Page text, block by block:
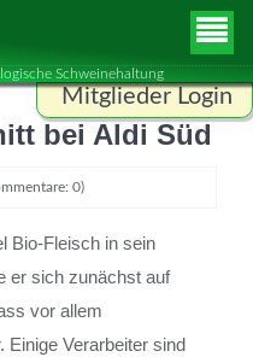
Schweinehaltung
Mitglieder Login
Benutzername
Passwort
ANMELDEN
bei Aldi Süd
0)
Bio-Fleisch in sein
er sich zunächst auf
vor allem
Einige Verarbeiter sind